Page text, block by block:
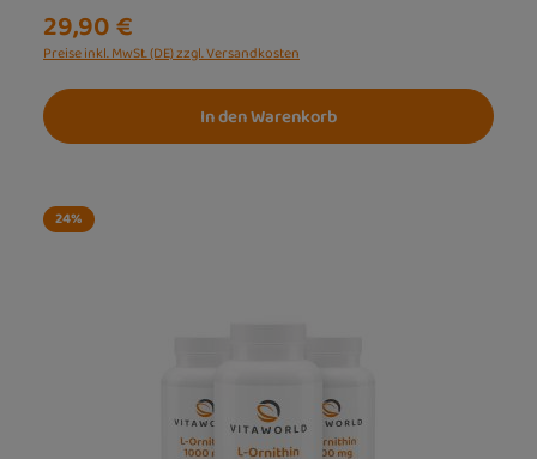
29,90 €
Preise inkl. MwSt. (DE) zzgl. Versandkosten
In den Warenkorb
24%